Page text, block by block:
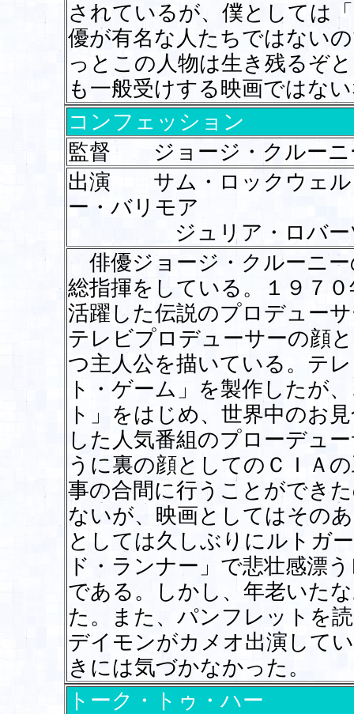
されているが、僕としては
優が有名な人たちではない
っとこの人物は生き残るぞ
も一般受けする映画ではな
コンフェッション
監督 ジョージ・クルーニ
出演 サム・ロックウェ
ー・バリモア
ジュリア・ロバー
俳優ジョージ・クルーニ
総指揮をしている。１９７
活躍した伝説のプロデュー
テレビプロデューサーの顔
つ主人公を描いている。テ
ト・ゲーム」を製作したが
ト」をはじめ、世界中のお
した人気番組のプローデュ
うに裏の顔としてのＣＩＡ
事の合間に行うことができ
ないが、映画としてはその
としては久しぶりにルトガ
ド・ランナー」で悲壮感漂
である。しかし、年老いた
た。また、パンフレットを
デイモンがカメオ出演して
きには気づかなかった。
トーク・トゥ・ハー